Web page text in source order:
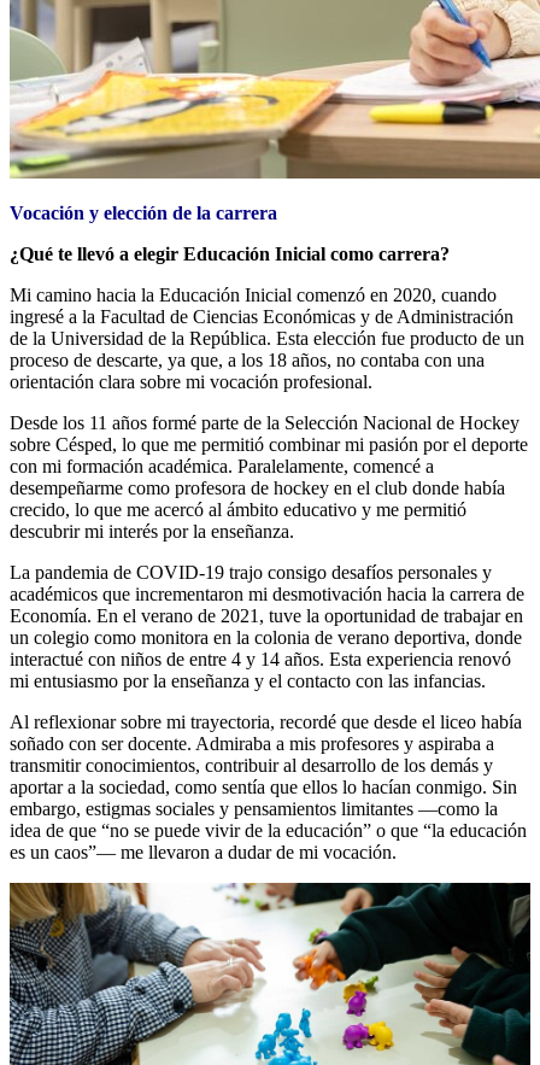
Vocación y elección de la carrera
¿Qué te llevó a elegir Educación Inicial como carrera?
Mi camino hacia la Educación Inicial comenzó en 2020, cuando
ingresé a la Facultad de Ciencias Económicas y de Administración
de la Universidad de la República. Esta elección fue producto de un
proceso de descarte, ya que, a los 18 años, no contaba con una
orientación clara sobre mi vocación profesional.
Desde los 11 años formé parte de la Selección Nacional de Hockey
sobre Césped, lo que me permitió combinar mi pasión por el deporte
con mi formación académica. Paralelamente, comencé a
desempeñarme como profesora de hockey en el club donde había
crecido, lo que me acercó al ámbito educativo y me permitió
descubrir mi interés por la enseñanza.
La pandemia de COVID-19 trajo consigo desafíos personales y
académicos que incrementaron mi desmotivación hacia la carrera de
Economía. En el verano de 2021, tuve la oportunidad de trabajar en
un colegio como monitora en la colonia de verano deportiva, donde
interactué con niños de entre 4 y 14 años. Esta experiencia renovó
mi entusiasmo por la enseñanza y el contacto con las infancias.
Al reflexionar sobre mi trayectoria, recordé que desde el liceo había
soñado con ser docente. Admiraba a mis profesores y aspiraba a
transmitir conocimientos, contribuir al desarrollo de los demás y
aportar a la sociedad, como sentía que ellos lo hacían conmigo. Sin
embargo, estigmas sociales y pensamientos limitantes —como la
idea de que “no se puede vivir de la educación” o que “la educación
es un caos”— me llevaron a dudar de mi vocación.